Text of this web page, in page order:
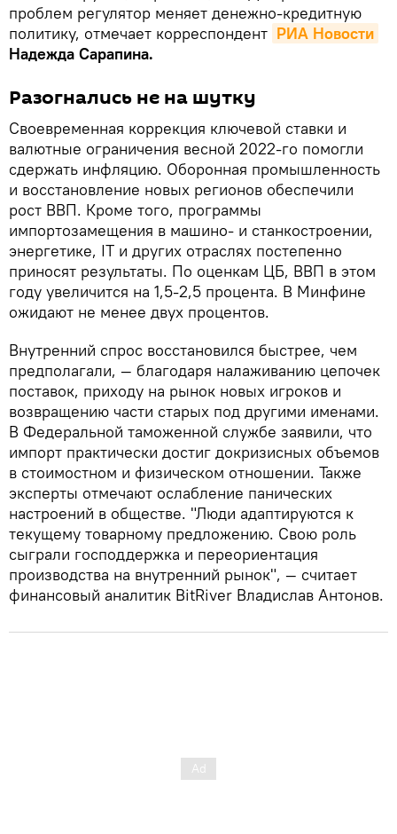
проблем регулятор меняет денежно-кредитную
политику, отмечает корреспондент РИА Новости
Надежда Сарапина.
Разогнались не на шутку
Своевременная коррекция ключевой ставки и
валютные ограничения весной 2022-го помогли
сдержать инфляцию. Оборонная промышленность
и восстановление новых регионов обеспечили
рост ВВП. Кроме того, программы
импортозамещения в машино- и станкостроении,
энергетике, IT и других отраслях постепенно
приносят результаты. По оценкам ЦБ, ВВП в этом
году увеличится на 1,5-2,5 процента. В Минфине
ожидают не менее двух процентов.
Внутренний спрос восстановился быстрее, чем
предполагали, — благодаря налаживанию цепочек
поставок, приходу на рынок новых игроков и
возвращению части старых под другими именами.
В Федеральной таможенной службе заявили, что
импорт практически достиг докризисных объемов
в стоимостном и физическом отношении. Также
эксперты отмечают ослабление панических
настроений в обществе. "Люди адаптируются к
текущему товарному предложению. Свою роль
сыграли господдержка и переориентация
производства на внутренний рынок", — считает
финансовый аналитик BitRiver Владислав Антонов.